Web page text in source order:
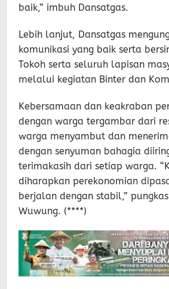
baik,” imbuh Dansatgas.
Lebih lanjut, Dansatgas
komunikasi yang baik serta
Tokoh serta seluruh lapisan
melalui kegiatan Binter dan
Kebersamaan dan keakraban
dengan warga tergambar dari
warga menyambut dan
dengan senyuman bahagia
terimakasih dari setiap warga.
diharapkan perekonomian
berjalan dengan stabil,”
Wuwung. (****)